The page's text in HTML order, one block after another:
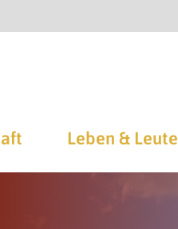
Leben & Leute